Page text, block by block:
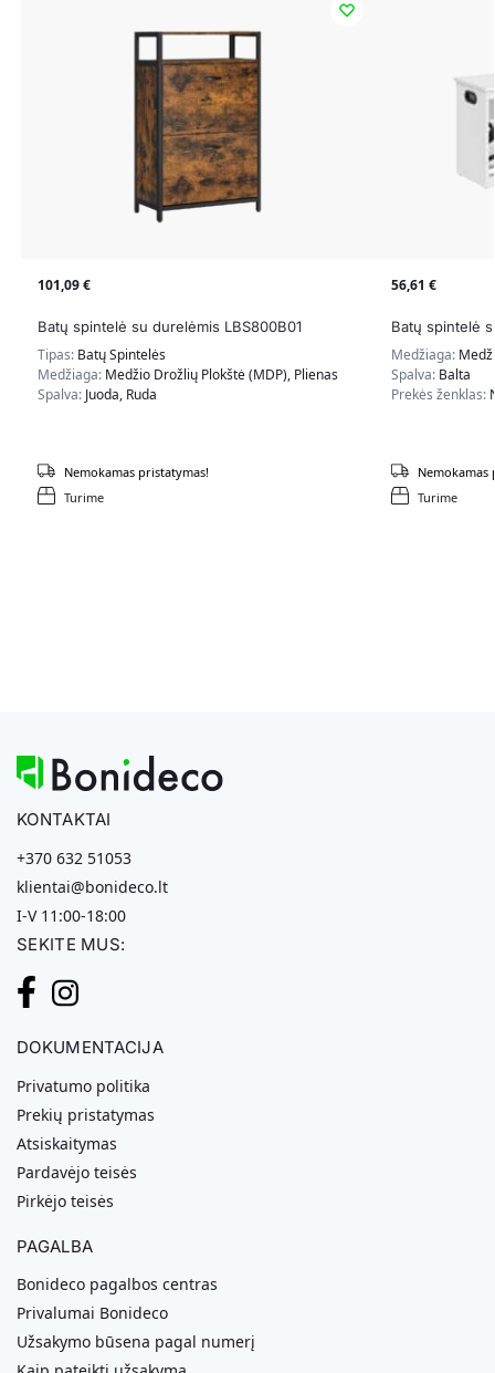
101,09€
Batų spintelė su durelėmis LBS800B01
Tipas: Batų Spintelės
Medžiaga: Medžio Drožlių Plokštė (MDP), Plienas
Spalva: Juoda, Ruda
Turime
Nemokamas pristatymas!
56,61 €
Batų spintelė
Medžiaga:
Spalva: Balta
Prekės ženklas:
Turime
Nemokamas
KONTAKTAI
+370 632 51053
klientai@bonideco.lt
I-V 11:00-18:00
SEKITE MUS:
DOKUMENTACIJA
Privatumo politika
Prekių pristatymas
Atsiskaitymas
Pardavėjo teisės
Pirkėjo teisės
PAGALBA
Bonideco pagalbos centras
Privalumai Bonideco
Užsakymo būsena pagal numerį